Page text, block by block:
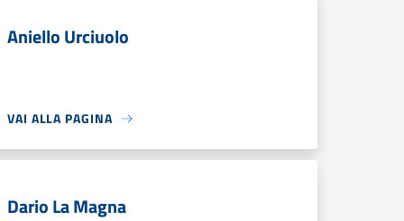
Aniello Urciuolo
VAI ALLA PAGINA
Dario La Magna